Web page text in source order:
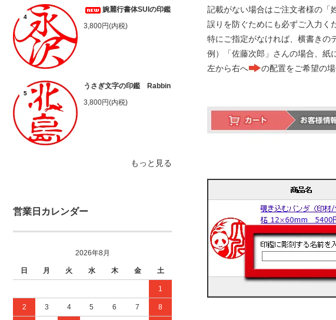
4
婉麗行書体SUIの印鑑
3,800円(内税)
5
うさぎ文字の印鑑 Rabbin
3,800円(内税)
もっと見る
営業日カレンダー
2026年8月
日 月 火 水 木 金 土
1
2 3 4 5 6 7 8
記載がない場合はご注文者様の「
誤りを防ぐためにも必ずご入力く
特にご指定がなければ、横書きの
例）「佐藤次郎」さんの場合、紙
左から右へ
の配置をご希望の